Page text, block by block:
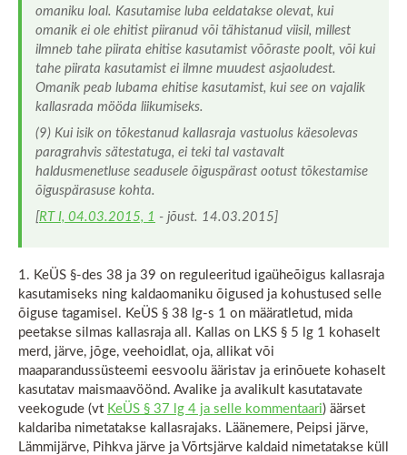
omaniku loal. Kasutamise luba eeldatakse olevat, kui
omanik ei ole ehitist piiranud või tähistanud viisil, millest
ilmneb tahe piirata ehitise kasutamist võõraste poolt, või kui
tahe piirata kasutamist ei ilmne muudest asjaoludest.
Omanik peab lubama ehitise kasutamist, kui see on vajalik
kallasrada mööda liikumiseks.
(9) Kui isik on tõkestanud kallasraja vastuolus käesolevas
paragrahvis sätestatuga, ei teki tal vastavalt
haldusmenetluse seadusele õiguspärast ootust tõkestamise
õiguspärasuse kohta.
[RT I, 04.03.2015, 1 - jõust. 14.03.2015]
1. KeÜS §-des 38 ja 39 on reguleeritud igaüheõigus kallasraja
kasutamiseks ning kaldaomaniku õigused ja kohustused selle
õiguse tagamisel. KeÜS § 38 lg-s 1 on määratletud, mida
peetakse silmas kallasraja all. Kallas on LKS § 5 lg 1 kohaselt
merd, järve, jõge, veehoidlat, oja, allikat või
maaparandussüsteemi eesvoolu ääristav ja erinõuete kohaselt
kasutatav maismaavöönd. Avalike ja avalikult kasutatavate
veekogude (vt KeÜS § 37 lg 4 ja selle kommentaari) äärset
kaldariba nimetatakse kallasrajaks. Läänemere, Peipsi järve,
Lämmijärve, Pihkva järve ja Võrtsjärve kaldaid nimetatakse küll